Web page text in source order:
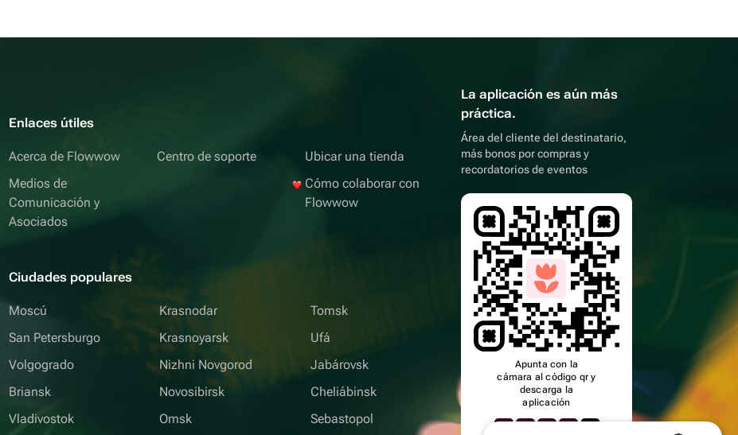
Enlaces útiles
Acerca de Flowwow
Medios de
Comunicación y
Asociados
Centro de soporte
Ubicar una tienda
Cómo colaborar con
Flowwow
Ciudades populares
Moscú
San Petersburgo
Volgogrado
Briansk
Vladivostok
Krasnodar
Krasnoyarsk
Nizhni Novgorod
Novosibirsk
Omsk
Tomsk
Ufá
Jabárovsk
Cheliábinsk
Sebastopol
La aplicación es aún más
práctica.
Área del cliente del destinatario,
más bonos por compras y
recordatorios de eventos
Apunta con la
cámara al código qr y
descarga la
aplicación